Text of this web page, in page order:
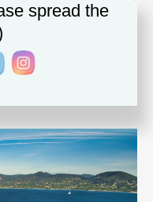
des
spread the